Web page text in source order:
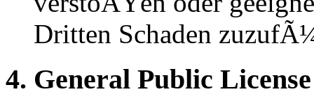
Dritten Schaden
4. General Public License